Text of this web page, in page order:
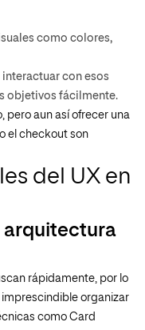
como colores,
interactuar con esos
objetivos fácilmente.
pero aun así ofrecer una
el checkout son
del UX en
arquitectura
rápidamente, por lo
imprescindible organizar
como Card